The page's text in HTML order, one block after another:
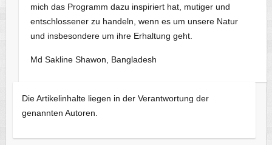
mich das Programm dazu inspiriert hat, mutiger und
entschlossener zu handeln, wenn es um unsere Natur
und insbesondere um ihre Erhaltung geht.
Md Sakline Shawon, Bangladesh
Die Artikelinhalte liegen in der Verantwortung der
genannten Autoren.